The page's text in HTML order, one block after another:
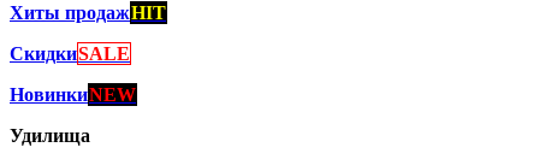
Хиты продажHIT
СкидкиSALE
НовинкиNEW
Удилища